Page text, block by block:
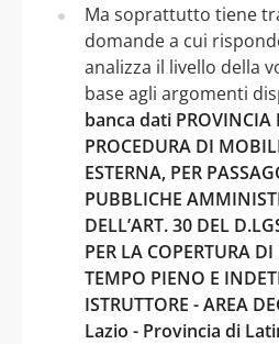
Ma soprattutto tiene
domande a cui
analizza il livello della
base agli argomenti
banca dati PROVINCIA
PROCEDURA DI
ESTERNA, PER
PUBBLICHE
DELL’ART. 30 DEL
PER LA COPERTURA
TEMPO PIENO E
ISTRUTTORE - AREA
Lazio - Provincia di